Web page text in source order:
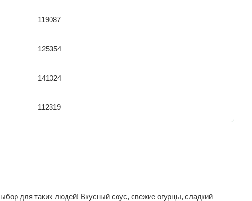
119087
125354
141024
112819
для таких людей! Вкусный соус, свежие огурцы, сладкий